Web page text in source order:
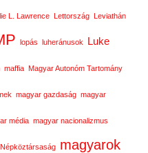
L. Lawrence Lettország Leviathán
lopás luheránusok Luke
maffia Magyar Autonóm Tartomány
magyar gazdaság magyar
média magyar nacionalizmus
magyarok